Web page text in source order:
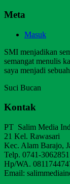
Meta
Masuk
SMI menjadikan
semangat menulis
saya menjadi
Suci Bucan
Kontak
PT Salim Media
21 Kel. Rawasari
Kec. Alam Barajo,
Telp. 0741-3062851
Hp/WA.
Email: